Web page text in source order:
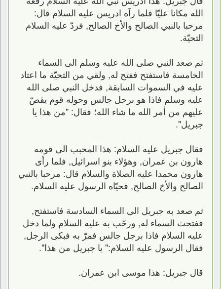
الله مكانا عليّا فلما رآه ادريس عليه السلام قال:
مرحبا بالنبي الصالح والأخ الصالح, فردّ عليه السلام
التحيّة.
ثم صعد النبي صلى الله عليه وسلم الى السماء
الخامسة فاستفتح ففتح له, ولقي من التحيّة ما اعتاد
عليه في السموات السابقة, فدخل النبي صلى الله
عليه وسلم فاذا هو برجل جالس وحوله قوم يقصّ
عليهم من أمر الله ما شاء الله؛ فقال: "من هذا يا
جبريل".
فقال جبريل عليه السلام: هذا المحبب الى قومه
هارون بن عمران, وهؤلاء بنو اسرائيل, فلما رأى
هارون محمدا عليه الصلاة والسلام قال: مرحبا بالنبي
الصالح والأخ الصالح, فحيّاه الرسول عليه السلام.
ثم صعد به جبريل الى السماء السادسة فاستفتح,
ففتحت السماء له, ورحّب به عليه السلام ولما دخل
عليه السلام فاذا برجل جالس فمرّ به فبكى الرجل,
فقال الرسول عليه السلام:" يا جبريل من هذا".
قال جبريل: هذا موسى ابن عمران.